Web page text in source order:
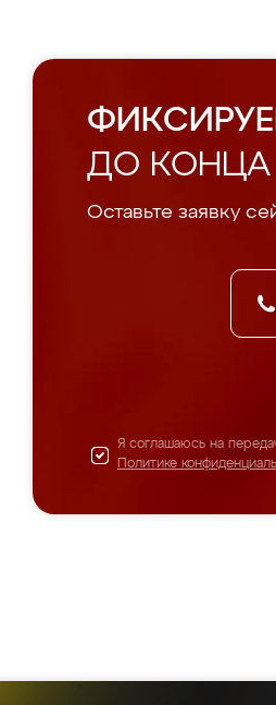
ДО КОНЦА
Оставьте заявку
Я соглашаюсь на
Политике